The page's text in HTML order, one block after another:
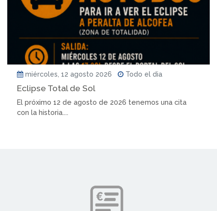
miércoles, 12 agosto 2026 Todo el dia
Eclipse Total de Sol
El próximo 12 de agosto de 2026 tenemos una cita
con la historia....